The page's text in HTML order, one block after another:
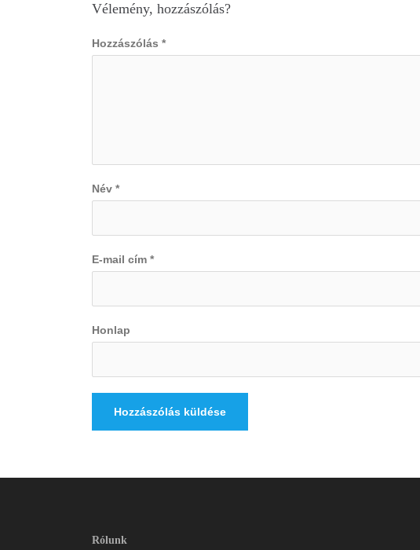
Vélemény, hozzászólás?
Hozzászólás *
Név *
E-mail cím *
Honlap
Rólunk